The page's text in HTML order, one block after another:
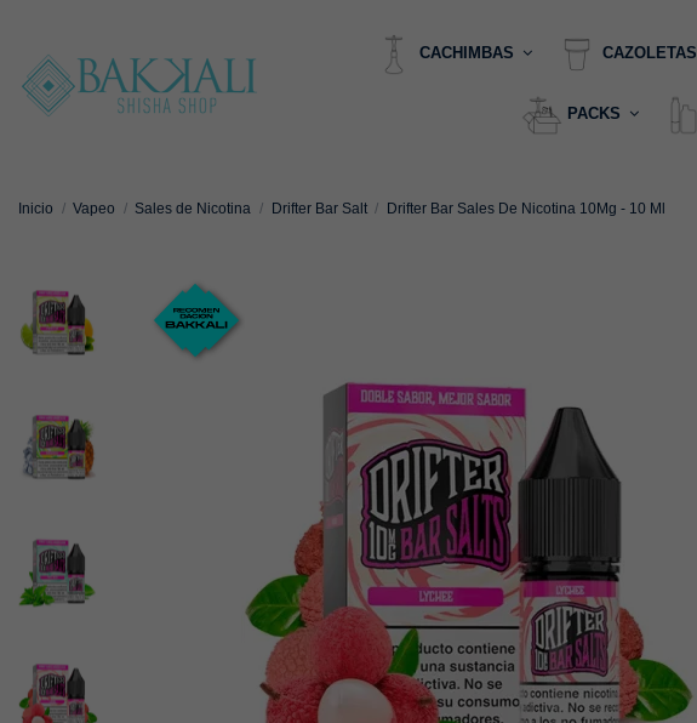
CACHIMBAS CAZOLETAS
PACKS
Inicio Vapeo Sales de Nicotina Drifter Bar Salt Drifter Bar Sales De Nicotina 10Mg - 10 Ml